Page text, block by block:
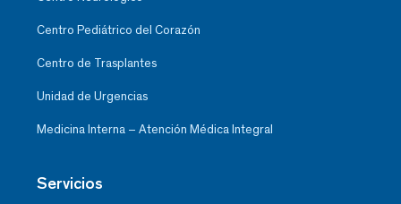
Centro Pediátrico del Corazón
Centro de Trasplantes
Unidad de Urgencias
Medicina Interna – Atención Médica Integral
Servicios